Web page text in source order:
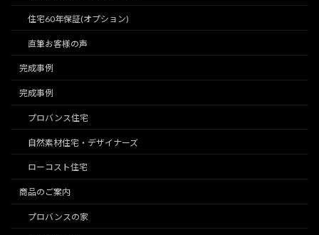
住宅60年保証(オプション)
直筆お客様の声
完成事例
完成事例
プロバンス住宅
自然素材住宅・デザイナーズ
ローコスト住宅
商品のご案内
プロバンスの家